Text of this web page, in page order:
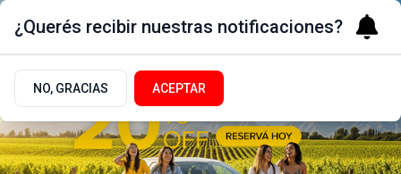
¿Querés recibir nuestras notificaciones?
NO, GRACIAS ACEPTAR